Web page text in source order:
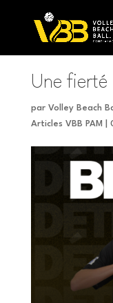
Une fierté
par Volley Beach
Articles VBB PAM